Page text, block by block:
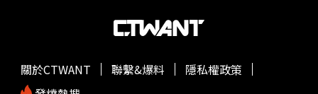
關於CTWANT 聯繫&爆料
隱私權政策